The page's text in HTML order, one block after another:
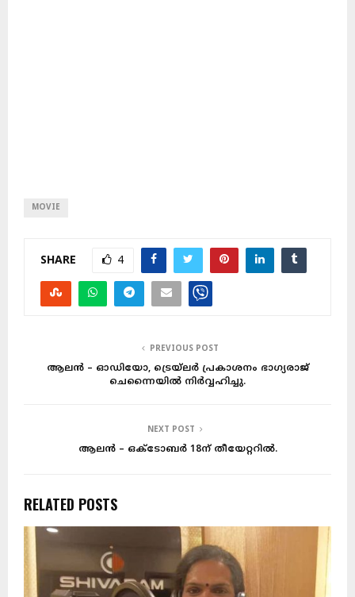
MOVIE
SHARE 4
PREVIOUS POST
ആലൻ – ഓഡിയോ, ട്രെയ്ലർ പ്രകാശനം ഭാഗ്യരാജ്
ചെന്നൈയിൽ നിർവ്വഹിച്ചു.
NEXT POST
ആലൻ – ഒക്ടോബർ 18ന് തീയേറ്ററിൽ.
RELATED POSTS